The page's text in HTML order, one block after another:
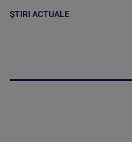
ȘTIRI ACTUALE